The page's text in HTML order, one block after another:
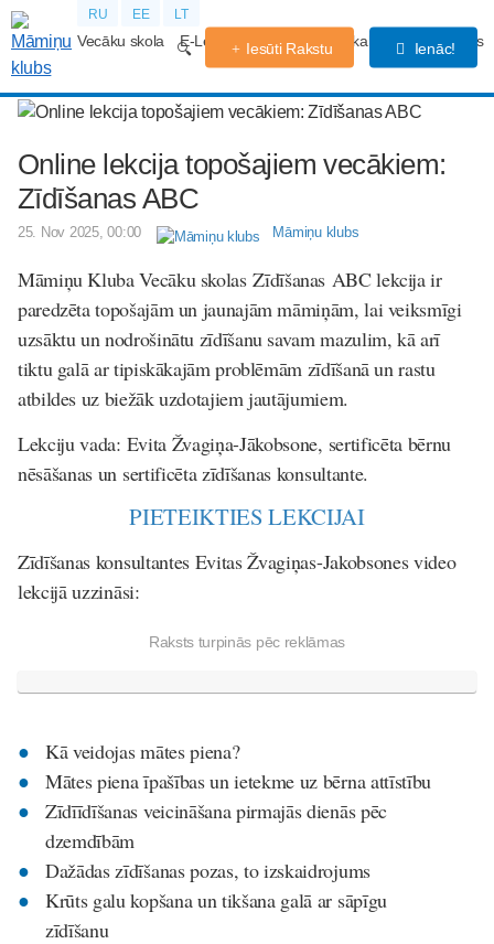
RU EE LT
Vecāku skola E-Lekcijas Grūtniecības kalendārs Forums
Iesūti Rakstu Ienāc!
Online lekcija topošajiem vecākiem:
Zīdīšanas ABC
25. Nov 2025, 00:00 Māmiņu klubs
Māmiņu Kluba Vecāku skolas Zīdīšanas ABC lekcija ir
paredzēta topošajām un jaunajām māmiņām, lai veiksmīgi
uzsāktu un nodrošinātu zīdīšanu savam mazulim, kā arī
tiktu galā ar tipiskākajām problēmām zīdīšanā un rastu
atbildes uz biežāk uzdotajiem jautājumiem.
Lekciju vada: Evita Žvagiņa-Jākobsone, sertificēta bērnu
nēsāšanas un sertificēta zīdīšanas konsultante.
PIETEIKTIES LEKCIJAI
Zīdīšanas konsultantes Evitas Žvagiņas-Jakobsones video
lekcijā uzzināsi:
Raksts turpinās pēc reklāmas
Kā veidojas mātes piena?
Mātes piena īpašības un ietekme uz bērna attīstību
Zīdīīdīšanas veicināšana pirmajās dienās pēc
dzemdībām
Dažādas zīdīšanas pozas, to izskaidrojums
Krūts galu kopšana un tikšana galā ar sāpīgu
zīdīšanu